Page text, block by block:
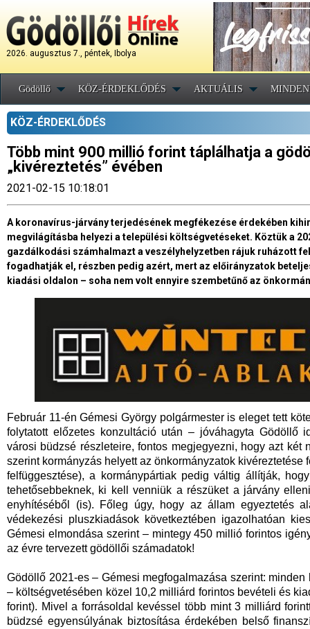
2026. augusztus 7., péntek, Ibolya
Gödöllő KÖZ-ÉRDEKLŐDÉS AKTUÁLIS
KÖZ-ÉRDEKLŐDÉS
Több mint 900 millió forint táplálhatja a
„kivéreztetés” évében
2021-02-15 10:18:01
A koronavírus-járvány terjedésének megfékezése érdekében
megvilágításba helyezi a települési költségvetéseket. Köztük a
gazdálkodási számhalmazt a veszélyhelyzetben rájuk ruházott
fogadhatják el, részben pedig azért, mert az előirányzatok
kiadási oldalon – soha nem volt ennyire szembetűnő az
Február 11-én Gémesi György polgármester is eleget tett
folytatott előzetes konzultáció után – jóváhagyta Gödöllő
városi büdzsé részleteire, fontos megjegyezni, hogy azt két
szerint kormányzás helyett az önkormányzatok
felfüggesztése), a kormánypártiak pedig váltig állítják,
tehetősebbeknek, ki kell venniük a részüket a járvány
enyhítéséből (is). Főleg úgy, hogy az állam egyeztetés
védekezési pluszkiadások következtében igazolhatóan
Gémesi elmondása szerint – mintegy 450 millió forintos
az évre tervezett gödöllői számadatok!
Gödöllő 2021-es – Gémesi megfogalmazása szerint:
– költségvetésében közel 10,2 milliárd forintos bevételi és
forint). Mivel a forrásoldal kevéssel több mint 3 milliárd
büdzsé egyensúlyának biztosítása érdekében belső